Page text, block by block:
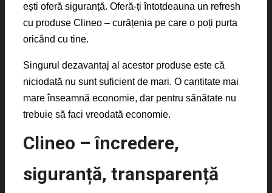
ești oferă siguranță. Oferă-ți întotdeauna un refresh
cu produse Clineo – curățenia pe care o poți purta
oricând cu tine.
Singurul dezavantaj al acestor produse este că
niciodată nu sunt suficient de mari. O cantitate mai
mare înseamnă economie, dar pentru sănătate nu
trebuie să faci vreodată economie.
Clineo – încredere,
siguranță, transparență